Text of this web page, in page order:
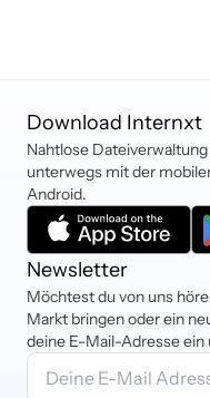
Download Internxt
Nahtlose
unterwegs mit der
Android.
Newsletter
Möchtest du von uns
Markt bringen oder ein
deine E-Mail-Adresse ein